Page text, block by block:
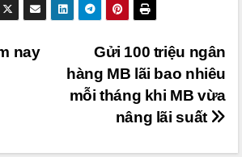
Gửi 100 triệu ngân
hàng MB lãi bao nhiêu
mỗi tháng khi MB vừa
nâng lãi suất
nay